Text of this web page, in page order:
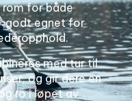
for både
godt egnet for
med tur til
og gir dere en
ro i løpet av